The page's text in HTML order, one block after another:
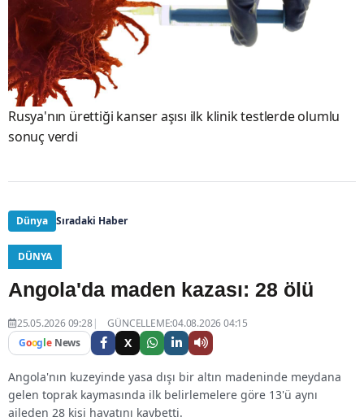
Rusya'nın ürettiği kanser aşısı ilk klinik testlerde olumlu
sonuç verdi
Dünya Sıradaki Haber
DÜNYA
Angola'da maden kazası: 28 ölü
25.05.2026 09:28
GÜNCELLEME:04.08.2026 04:15
Google News X
Angola'nın kuzeyinde yasa dışı bir altın madeninde meydana
gelen toprak kaymasında ilk belirlemelere göre 13'ü aynı
aileden 28 kişi hayatını kaybetti.